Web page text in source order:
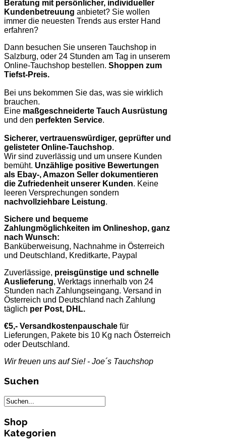
Beratung mit persönlicher, individueller
Kundenbetreuung anbietet? Sie wollen
immer die neuesten Trends aus erster Hand
erfahren?
Dann besuchen Sie unseren Tauchshop in
Salzburg, oder 24 Stunden am Tag in unserem
Online-Tauchshop bestellen. Shoppen zum
Tiefst-Preis.
Bei uns bekommen Sie das, was sie wirklich
brauchen.
Eine maßgeschneiderte Tauch Ausrüstung
und den perfekten Service.
Sicherer, vertrauenswürdiger, geprüfter und
gelisteter Online-Tauchshop.
Wir sind zuverlässig und um unsere Kunden
bemüht. Unzählige positive Bewertungen
als Ebay-, Amazon Seller dokumentieren
die Zufriedenheit unserer Kunden. Keine
leeren Versprechungen sondern
nachvollziehbare Leistung.
Sichere und bequeme
Zahlungmöglichkeiten im Onlineshop, ganz
nach Wunsch:
Banküberweisung, Nachnahme in Österreich
und Deutschland, Kreditkarte, Paypal
Zuverlässige, preisgünstige und schnelle
Auslieferung, Werktags innerhalb von 24
Stunden nach Zahlungseingang. Versand in
Österreich und Deutschland nach Zahlung
täglich per Post, DHL.
€5,- Versandkostenpauschale für
Lieferungen, Pakete bis 10 Kg nach Österreich
oder Deutschland.
Wir freuen uns auf Sie! - Joe´s Tauchshop
Suchen
Shop
Kategorien